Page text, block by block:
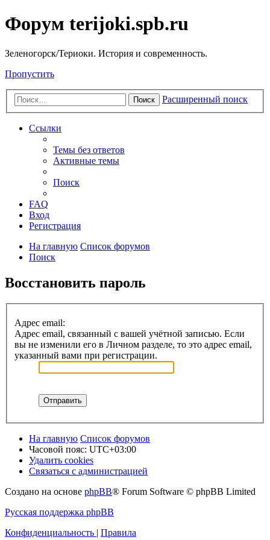
Форум terijoki.spb.ru
Зеленогорск/Териоки. История и современность.
Пропустить
Поиск Расширенный поиск
Ссылки
Темы без ответов
Активные темы
Поиск
FAQ
Вход
Регистрация
На главную Список форумов
Поиск
Восстановить пароль
Адрес email:
Адрес email, связанный с вашей учётной записью. Если
вы не изменили его в Личном разделе, то это адрес email,
указанный вами при регистрации.
На главную Список форумов
Часовой пояс: UTC+03:00
Удалить cookies
Связаться с администрацией
Создано на основе phpBB® Forum Software © phpBB Limited
Русская поддержка phpBB
Конфиденциальность | Правила